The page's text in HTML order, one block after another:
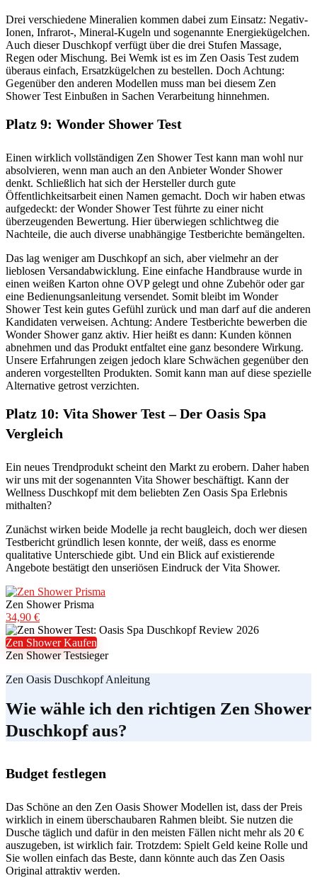
Drei verschiedene Mineralien kommen dabei zum Einsatz: Negativ-
Ionen, Infrarot-, Mineral-Kugeln und sogenannte Energiekügelchen.
Auch dieser Duschkopf verfügt über die drei Stufen Massage,
Regen oder Mischung. Bei Wemk ist es im Zen Oasis Test zudem
überaus einfach, Ersatzkügelchen zu bestellen. Doch Achtung:
Gegenüber den anderen Modellen muss man bei diesem Zen
Shower Test Einbußen in Sachen Verarbeitung hinnehmen.
Platz 9: Wonder Shower Test
Einen wirklich vollständigen Zen Shower Test kann man wohl nur
absolvieren, wenn man auch an den Anbieter Wonder Shower
denkt. Schließlich hat sich der Hersteller durch gute
Öffentlichkeitsarbeit einen Namen gemacht. Doch wir haben etwas
aufgedeckt: der Wonder Shower Test führte zu einer nicht
überzeugenden Bewertung. Hier überwiegen schlichtweg die
Nachteile, die auch diverse unabhängige Testberichte bemängelten.
Das lag weniger am Duschkopf an sich, aber vielmehr an der
lieblosen Versandabwicklung. Eine einfache Handbrause wurde in
einen weißen Karton ohne OVP gelegt und ohne Zubehör oder gar
eine Bedienungsanleitung versendet. Somit bleibt im Wonder
Shower Test kein gutes Gefühl zurück und man darf auf die anderen
Kandidaten verweisen. Achtung: Andere Testberichte bewerben die
Wonder Shower ganz aktiv. Hier heißt es dann: Kunden können
abnehmen und das Produkt entfaltet eine ganz besondere Wirkung.
Unsere Erfahrungen zeigen jedoch klare Schwächen gegenüber den
anderen vorgestellten Produkten. Somit kann man auf diese spezielle
Alternative getrost verzichten.
Platz 10: Vita Shower Test – Der Oasis Spa
Vergleich
Ein neues Trendprodukt scheint den Markt zu erobern. Daher haben
wir uns mit der sogenannten Vita Shower beschäftigt. Kann der
Wellness Duschkopf mit dem beliebten Zen Oasis Spa Erlebnis
mithalten?
Zunächst wirken beide Modelle ja recht baugleich, doch wer diesen
Testbericht gründlich lesen konnte, der weiß, dass es enorme
qualitative Unterschiede gibt. Und ein Blick auf existierende
Angebote bestätigt den unseriösen Eindruck der Vita Shower.
Zen Shower Prisma
34,90 €
Zen Shower Kaufen
Zen Shower Testsieger
Zen Oasis Duschkopf Anleitung
Wie wähle ich den richtigen Zen Shower
Duschkopf aus?
Budget festlegen
Das Schöne an den Zen Oasis Shower Modellen ist, dass der Preis
wirklich in einem überschaubaren Rahmen bleibt. Sie nutzen die
Dusche täglich und dafür in den meisten Fällen nicht mehr als 20 €
auszugeben, ist wirklich fair. Trotzdem: Spielt Geld keine Rolle und
Sie wollen einfach das Beste, dann könnte auch das Zen Oasis
Original attraktiv werden.